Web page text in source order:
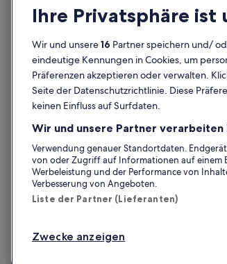
Unternehmen
Unterkunft registrieren
Partnerschaften
© 2026 Expedia, Inc., ein
Ihre Privatsphäre ist
Wir und unsere16 Partner speichern und/
eindeutige Kennungen in Cookies, um
Präferenzen akzeptieren oder verwalten.
Seite der Datenschutzrichtlinie. Diese
keinen Einfluss auf Surfdaten.
Wir und unsere Partner
Verwendung genauer Standortdaten.
von oder Zugriff auf Informationen auf einem
Werbeleistung und der Performance von
Verbesserung von Angeboten.
Liste der Partner (Lieferanten)
Zwecke anzeigen